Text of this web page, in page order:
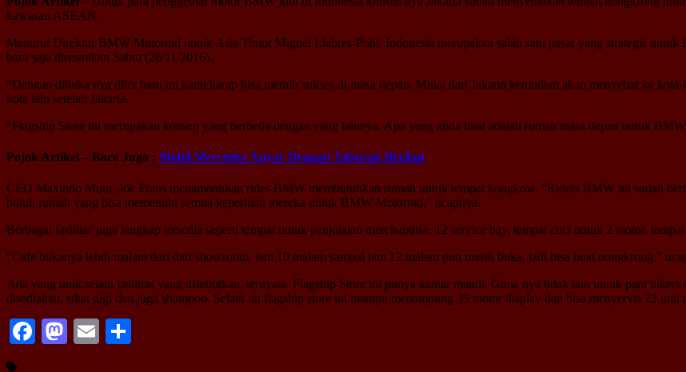
kawasan ASEAN.
Menurut Direktur BMW Motorrad untuk Asia Timur Miguel Llabres-Pohl, Indonesia merupakan salah satu pasar yang strategis
baru saja diresmikan Sabtu (26/11/2016).
“Dengan dibuka nya diler baru ini kami harap bisa meraih sukses di masa depan. Mulai dari Jakarta kemudian akan menyebar ke
kota lain setelah Jakarta.
“Flagship Store ini merupakan konsep yang berbeda dengan yang lainnya. Apa yang anda lihat adalah rumah masa depan untuk
Pojok Artikel – Baca Juga : Mobil Mercedez Anyar Dengan Taburan Berlian
CEO Maxindo Moto, Joe Frans menambahkan rides BMW membutuhkan rumah untuk tempat kongkow. “Riders BMW ini sudah
butuh rumah yang bisa memenuhi semua keperluan mereka untuk BMW Motorrad,” ucapnya.
Berbagai fasilitas juga lengkap tersedia seperti tempat untuk penjulalan merchandise, 12 service bay, tempat cuci untuk 2 motor,
“Cafe bukanya lebih malam dari dari showroom, jam 10 malam sampai jam 12 malam pun masih buka, jadi bisa buat nongkrong.”
Ada yang unik selain fasilitas yang disebutkan, ternyata Flagship Store ini punya kamar mandi. Guna nya tidak lain untuk para bikers
disediakan, sikat gigi dan juga shampoo. Selain itu flagship store ini mampu menampung 35 motor display dan bisa menyervis 72 unti
Facebook
Mastodon
Email